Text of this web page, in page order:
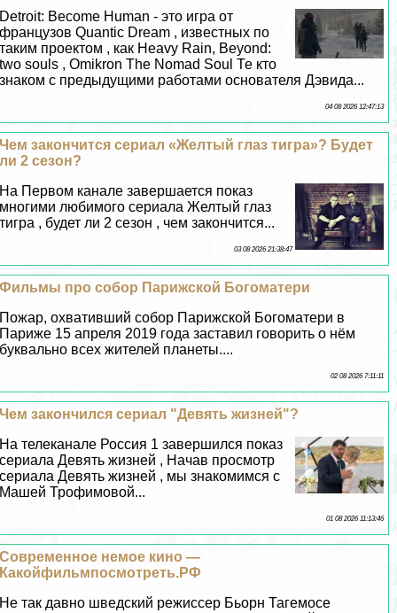
Detroit: Become Human - это игра от
французов Quantic Dream , известных по
таким проектом , как Heavy Rain, Beyond:
two souls , Omikron The Nomad Soul Те кто
знаком с предыдущими работами основателя Дэвида...
04 08 2026 12:47:13
Чем закончится сериал «Желтый глаз тигра»? Будет
ли 2 сезон?
На Первом канале завершается показ
многими любимого сериала Желтый глаз
тигра , будет ли 2 сезон , чем закончится...
03 08 2026 21:38:47
Фильмы про собор Парижской Богоматери
Пожар, охвативший собор Парижской Богоматери в
Париже 15 апреля 2019 года заставил говорить о нём
буквально всех жителей планеты....
02 08 2026 7:11:11
Чем закончился сериал "Девять жизней"?
На телеканале Россия 1 завершился показ
сериала Девять жизней , Начав просмотр
сериала Девять жизней , мы знакомимся с
Машей Трофимовой...
01 08 2026 11:13:46
Современное немое кино —
Какойфильмпосмотреть.РФ
Не так давно шведский режиссер Бьорн Тагемосе